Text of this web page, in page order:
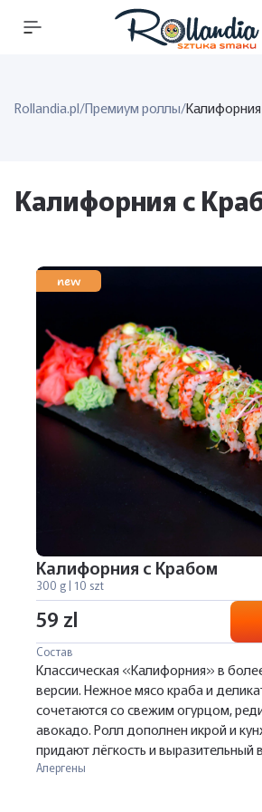
Rollandia.pl/Премиум роллы/
Калифорния с
new
Калифорния с Крабом
300 g | 10 szt
59 zl
Состав
Классическая «Калифорния» в
версии. Нежное мясо краба и
сочетаются со свежим огурцом,
авокадо. Ролл дополнен икрой и
придают лёгкость и выразительный
Алергены